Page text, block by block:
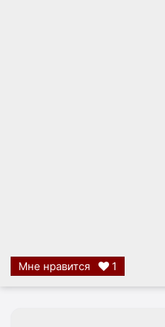
Мне нравится 1